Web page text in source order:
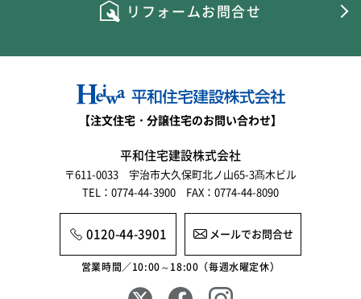
リフォームお問合せ
【注文住宅・分譲住宅のお問い合わせ】
平和住宅建設株式会社
〒611-0033 宇治市大久保町北ノ山65-3髙木ビル
TEL：0774-44-3900 FAX：0774-44-8090
0120-44-3901 メールでお問合せ
営業時間／10:00～18:00（毎週水曜定休）